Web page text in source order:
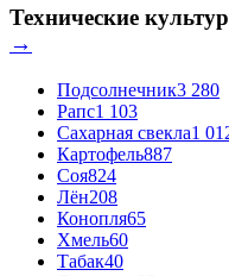
Технические
→
Подсолнечник3 280
Рапс1 103
Сахарная свекла1
Картофель887
Соя824
Лён208
Конопля65
Хмель60
Табак40